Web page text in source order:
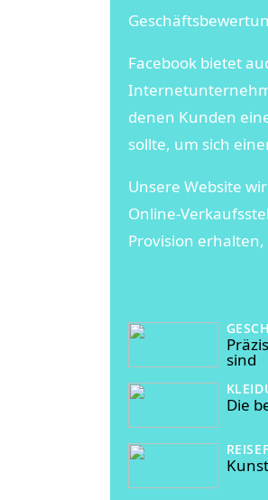
Facebook bietet
denen Kunden
sollte, um sich
Unsere Website
Online-
Provision
sind
Die